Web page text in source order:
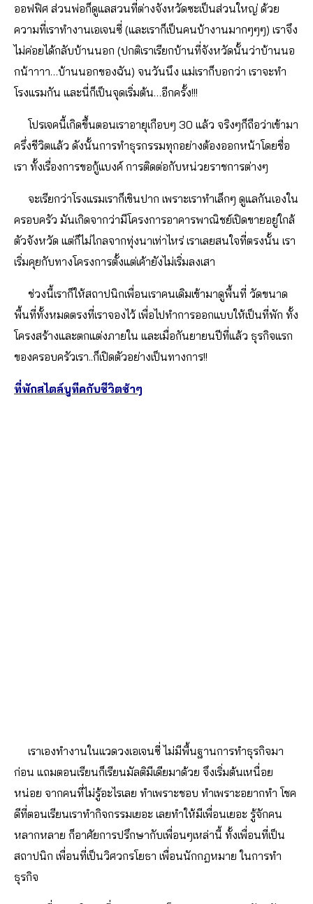
ออฟฟิศ ส่วนพ่อก็ดูแลสวนที่ต่างจังหวัดซะเป็นส่วนใหญ่ ด้วย
ความที่เราทำงานเอเจนซี่ (และเราก็เป็นคนบ้างานมากๆๆๆ) เราจึง
ไม่ค่อยได้กลับบ้านนอก (ปกติเราเรียกบ้านที่จังหวัดนั้นว่าบ้านนอ
กน้าาาา…บ้านนอกของฉัน) จนวันนึง แม่เราก็บอกว่า เราจะทำ
โรงแรมกัน และนี่ก็เป็นจุดเริ่มต้น…อีกครั้ง!!!
โปรเจคนี้เกิดขึ้นตอนเราอายุเกือบๆ 30 แล้ว จริงๆก็ถือว่าเข้ามา
ครึ่งชีวิตแล้ว ดังนั้นการทำธุรกรรมทุกอย่างต้องออกหน้าโดยชื่อ
เรา ทั้งเรื่องการขอกู้แบงค์ การติดต่อกับหน่วยราชการต่างๆ
จะเรียกว่าโรงแรมเราก็เขินปาก เพราะเราทำเล็กๆ ดูแลกันเองใน
ครอบครัว มันเกิดจากว่ามีโครงการอาคารพาณิชย์เปิดขายอยู่ใกล้
ตัวจังหวัด แต่ก็ไม่ไกลจากทุ่งนาเท่าไหร่ เราเลยสนใจที่ตรงนั้น เรา
เริ่มคุยกับทางโครงการตั้งแต่เค้ายังไม่เริ่มลงเสา
ช่วงนี้เราก็ให้สถาปนิกเพื่อนเราคนเดิมเข้ามาดูพื้นที่ วัดขนาด
พื้นที่ทั้งหมดตรงที่เราจองไว้ เพื่อไปทำการออกแบบให้เป็นที่พัก ทั้ง
โครงสร้างและตกแต่งภายใน และเมื่อกันยายนปีที่แล้ว ธุรกิจแรก
ของครอบครัวเรา..ก็เปิดตัวอย่างเป็นทางการ!!
ที่พักสไตล์บูทีคกับชีวิตช้าๆ
เราเองทำงานในแวดวงเอเจนซี่ ไม่มีพื้นฐานการทำธุรกิจมา
ก่อน แถมตอนเรียนก็เรียนมัลติมีเดียมาด้วย จึงเริ่มต้นเหนื่อย
หน่อย จากคนที่ไม่รู้อะไรเลย ทำเพราะชอบ ทำเพราะอยากทำ โชค
ดีที่ตอนเรียนเราทำกิจกรรมเยอะ เลยทำให้มีเพื่อนเยอะ รู้จักคน
หลากหลาย ก็อาศัยการปรึกษากับเพื่อนๆเหล่านี้ ทั้งเพื่อนที่เป็น
สถาปนิก เพื่อนที่เป็นวิศวกรโยธา เพื่อนนักกฎหมาย ในการทำ
ธุรกิจ